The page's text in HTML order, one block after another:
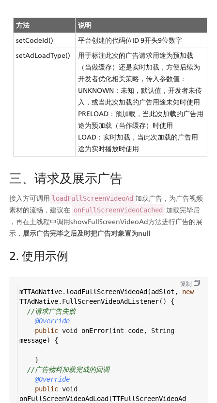
方法
说明
setCodeId()
平台创建的代码位ID 9开头9位数字
setAdLoadType()
用于标注此次的广告请求用途为预加载
（当做缓存）还是实时加载，方便后续为
开发者优化相关策略，传入参数值：
UNKNOWN：未知，默认值，开发者未传
入，或当此次加载的广告用途未知时使用
PRELOAD：预加载，当此次加载的广告用
途为预加载（当作缓存）时使用
LOAD：实时加载，当此次加载的广告用
途为实时播放时使用
三、请求及展示广告
接入方可调用 loadFullScreenVideoAd 加载广告，为广告视频
素材的流畅，建议在 onFullScreenVideoCached
加载完毕后
，再在主线程中调用showFullScreenVideoAd方法进行广告的展
示， 展示广告完毕之后及时把广告对象置为null
2. 使用示例
复制
mTTAdNative. loadFullScreenVideoAd (adSlot , new
TTAdNative. FullScreenVideoAdListener() {
//请求广告失败
@Override
public void onError(int code, String
message) {
}
//广告物料加载完成的回调
@Override
public void
onFullScreenVideoAdLoad (TTFullScreenVideoAd